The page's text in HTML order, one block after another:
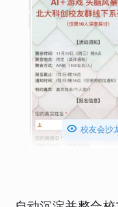
 校友会沙